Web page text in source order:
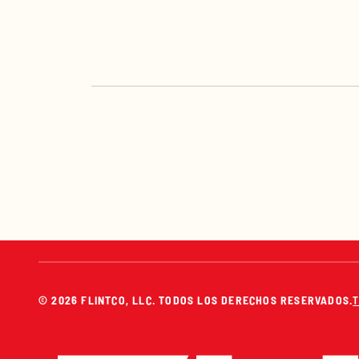
© 2026 FLINTCO, LLC. TODOS LOS DERECHOS RESERVADOS.